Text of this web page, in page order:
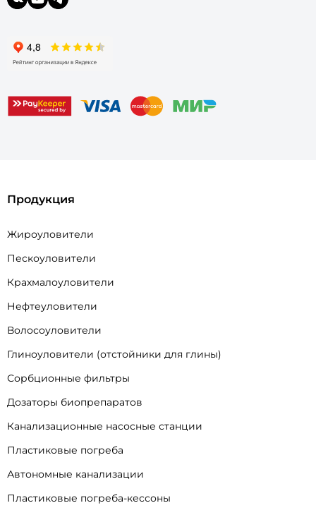
Продукция
Жироуловители
Пескоуловители
Крахмалоуловители
Нефтеуловители
Волосоуловители
Глиноуловители (отстойники для глины)
Сорбционные фильтры
Дозаторы биопрепаратов
Канализационные насосные станции
Пластиковые погреба
Автономные канализации
Пластиковые погреба-кессоны